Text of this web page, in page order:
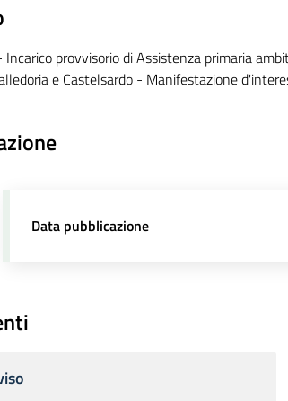
Incarico provvisorio di Assistenza primaria
e Castelsardo - Manifestazione
Data pubblicazione